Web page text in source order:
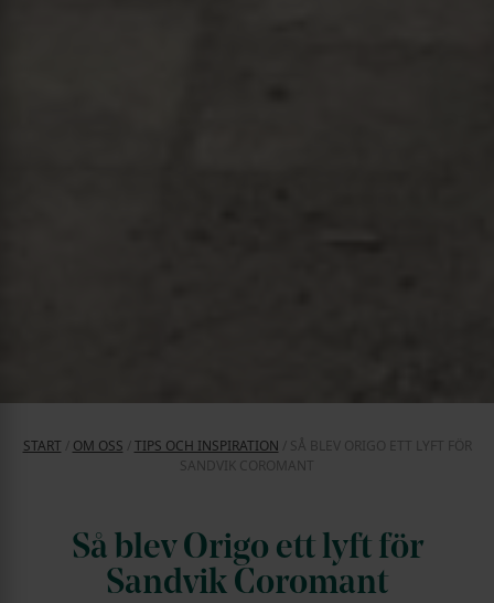
START/ OM OSS TIPS OCH INSPIRATION
SÅ BLEV ORIGO ETT LYFT FÖR
SANDVIK COROMANT
Så blev Origo ett lyft för
Sandvik Coromant